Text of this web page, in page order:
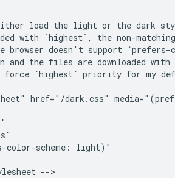
load the light or the dark
with `highest`, the non-
browser doesn't support
and the files are downloaded
force `highest` priority for my
href="/dark.css"
color-scheme: light)"
-->